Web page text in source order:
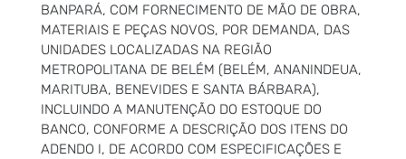
BANPARÁ, COM FORNECIMENTO DE MÃO DE OBRA,
MATERIAIS E PEÇAS NOVOS, POR DEMANDA, DAS
UNIDADES LOCALIZADAS NA REGIÃO
METROPOLITANA DE BELÉM (BELÉM, ANANINDEUA,
MARITUBA, BENEVIDES E SANTA BÁRBARA),
INCLUINDO A MANUTENÇÃO DO ESTOQUE DO
BANCO, CONFORME A DESCRIÇÃO DOS ITENS DO
ADENDO I, DE ACORDO COM ESPECIFICAÇÕES E